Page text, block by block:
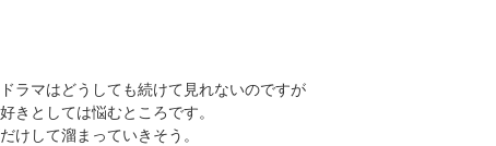
ラマはどうしても続けて見れないのですが
きとしては悩むところです。
けして溜まっていきそう。